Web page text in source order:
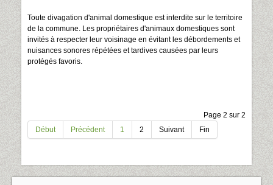
Toute divagation d'animal domestique est interdite sur le territoire
de la commune. Les propriétaires d'animaux domestiques sont
invités à respecter leur voisinage en évitant les débordements et
nuisances sonores répétées et tardives causées par leurs
protégés favoris.
Page 2 sur 2
Début
Précédent 1 2 Suivant Fin